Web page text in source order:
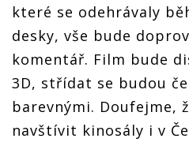
které se odehrávaly
desky, vše bude
komentář. Film bude
3D, střídat se budou
barevnými. Doufejme,
navštívit kinosály i v